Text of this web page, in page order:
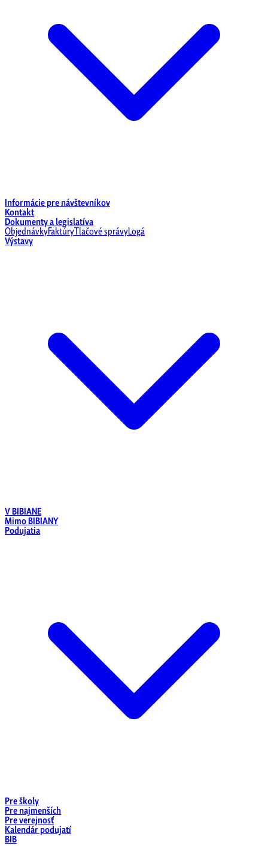
Informácie pre návštevníkov
Kontakt
Dokumenty a legislatíva
ObjednávkyFaktúry Tlačové správyLogá
Výstavy
V BIBIANE
Mimo BIBIANY
Podujatia
Pre školy
Pre najmenších
Pre verejnosť
Kalendár podujatí
BIB